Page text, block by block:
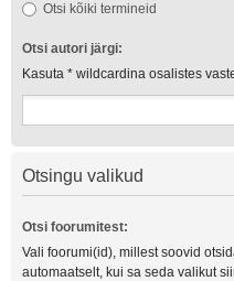
Otsi kõiki termineid
Otsi autori järgi:
Kasuta * wildcardina osalistes
Otsingu valikud
Otsi foorumitest:
Vali foorumi(id), millest soovid
automaatselt, kui sa seda valikut